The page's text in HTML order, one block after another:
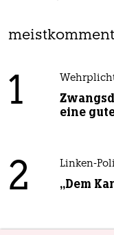
1
eine
2 Linken-
„Dem